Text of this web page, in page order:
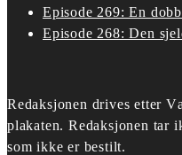
Episode 269: En
Episode 268: Den
Redaksjonen drives etter
plakaten. Redaksjonen tar
som ikke er bestilt.